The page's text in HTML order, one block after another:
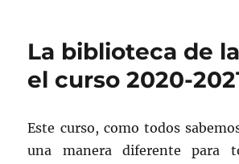
La biblioteca de
el curso 2020-
Este curso, como todos
una manera diferente para